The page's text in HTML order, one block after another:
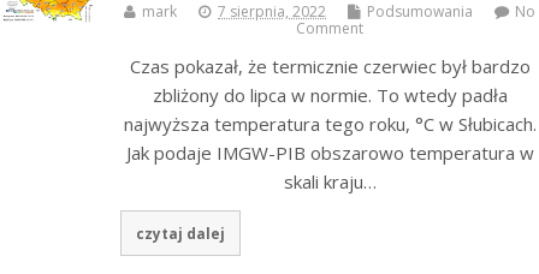
mark 7 sierpnia, 2022 Podsumowania
No
Comment
Czas pokazał, że termicznie czerwiec był bardzo
zbliżony do lipca w normie. To wtedy padła
najwyższa temperatura tego roku, °C w Słubicach.
Jak podaje IMGW-PIB obszarowo temperatura w
skali kraju…
czytaj dalej